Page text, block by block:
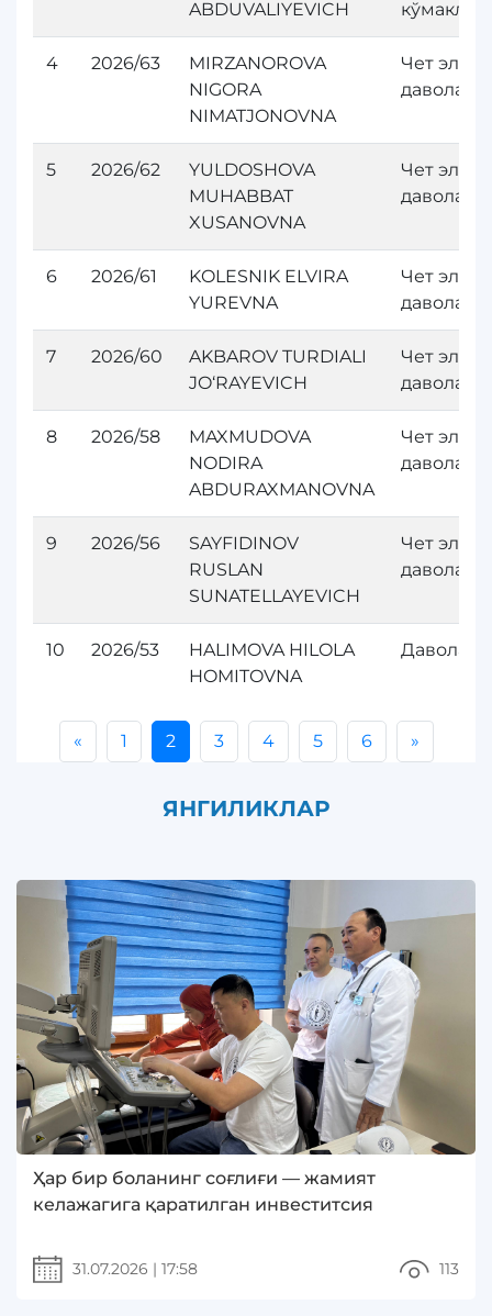
ABDUVALIYEVICH
4 2026/63
MIRZANOROVA
NIGORA
NIMATJONOVNA
Чет элда
5 2026/62
YULDOSHOVA
MUHABBAT
XUSANOVNA
Чет элда
6 2026/61
KOLESNIK ELVIRA
YUREVNA
Чет элда
7 2026/60
AKBAROV TURDIALI
JO‘RAYEVICH
Чет элда
8 2026/58
MAXMUDOVA
NODIRA
ABDURAXMANOVNA
Чет элда
9 2026/56
SAYFIDINOV
RUSLAN
SUNATELLAYEVICH
Чет элда
10 2026/53
HALIMOVA HILOLA
HOMITOVNA
« 1 2 3 4 5 6 »
ЯНГИЛИКЛАР
Ҳар бир боланинг соғлиғи — жамият
келажагига қаратилган инвеститсия
31.07.2026 | 17:58 113